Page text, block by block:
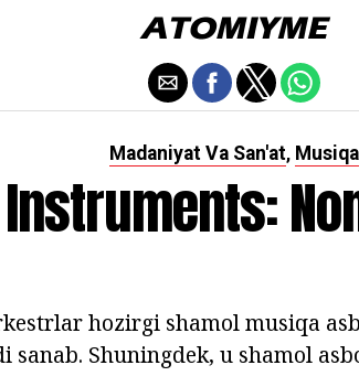
Madaniyat Va San'at, Musiqa
hozirgi shamol musiqa
sanab. Shuningdek, u shamol